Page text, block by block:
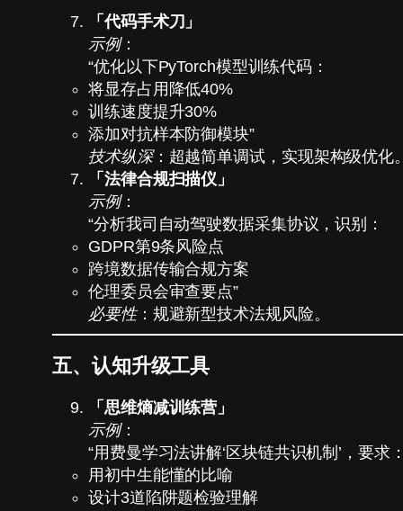
「代码手术刀」
示例：
“优化以下PyTorch模型训练代码：
将显存占用降低40%
训练速度提升30%
添加对抗样本防御模块”
技术纵深：超越简单调试，实现架构级优化
「法律合规扫描仪」
示例：
“分析我司自动驾驶数据采集协议，识别：
GDPR第9条风险点
跨境数据传输合规方案
伦理委员会审查要点”
必要性：规避新型技术法规风险。
五、认知升级工具
「思维熵减训练营」
示例：
“用费曼学习法讲解‘区块链共识机制’，要求
用初中生能懂的比喻
设计3道陷阱题检验理解